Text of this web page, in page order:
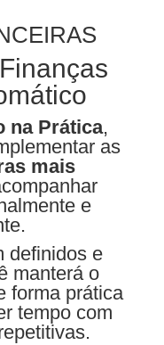
na Prática,
as
mais
e
definidos e
manterá o
forma prática
tempo com